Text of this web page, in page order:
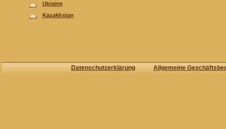
Ukraine
Kazakhstan
Datenschutzerklärung Allgemeine